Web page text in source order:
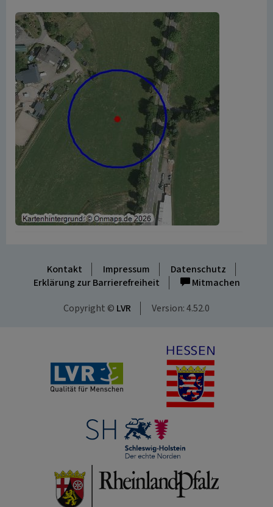
Kontakt Impressum
Datenschutz
Erklärung zur Barrierefreiheit
Mitmachen
Copyright © LVR Version: 4.52.0